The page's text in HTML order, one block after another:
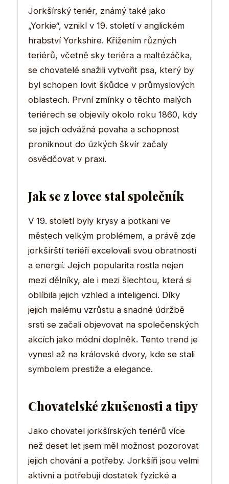
Jorkšírský teriér, známý také jako
„Yorkie“, vznikl v 19. století v anglickém
hrabství Yorkshire. Křížením různých
teriérů, včetně sky teriéra a maltézáčka,
se chovatelé snažili vytvořit psa, který by
byl schopen lovit škůdce v průmyslových
oblastech. První zmínky o těchto malých
teriérech se objevily okolo roku 1860, kdy
se jejich odvážná povaha a schopnost
proniknout do úzkých škvír začaly
osvědčovat v praxi.
Jak se z lovce stal společník
V 19. století byly krysy a potkani ve
městech velkým problémem, a právě zde
jorkšírští teriéři excelovali svou obratností
a energií. Jejich popularita rostla nejen
mezi dělníky, ale i mezi šlechtou, která si
oblíbila jejich vzhled a inteligenci. Díky
jejich malému vzrůstu a snadné údržbě
srsti se začali objevovat na společenských
akcích jako módní doplněk. Tento trend je
vynesl až na královské dvory, kde se stali
symbolem prestiže a elegance.
Chovatelské zkušenosti a tipy
Jako chovatel jorkšírských teriérů více
než deset let jsem měl možnost pozorovat
jejich chování a potřeby. Jorkšíři jsou velmi
aktivní a potřebují dostatek fyzické a